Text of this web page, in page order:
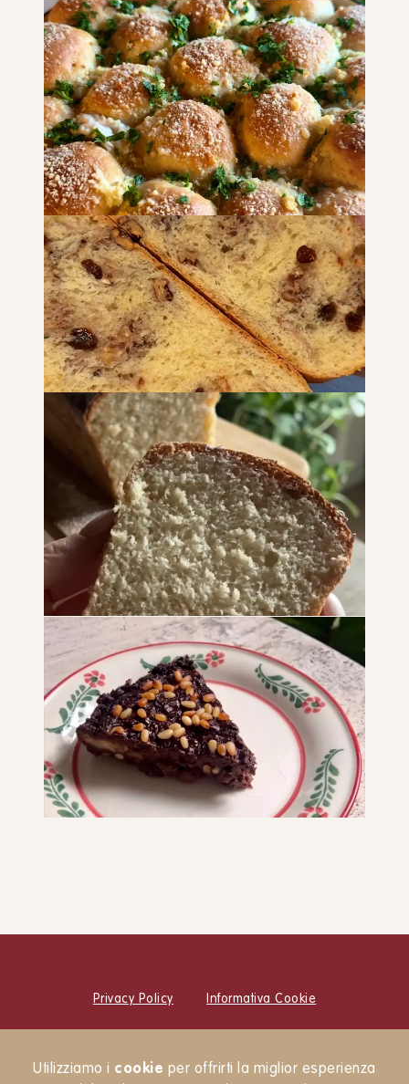
Utilizziamo i cookie per offrirti la miglior esperienza
PANE E FOCACCE
Pane con lievito madre
PANE E FOCACCE
Panini soffici al “formaggio” e
aglio
PANE E FOCACCE SNACK E MERENDE
ANTIPASTI
Pane fatto in casa con uvetta e
PANE E FOCACCE
Pan brioche
SNACK E MERENDE PANE E FOCACCE
DOLCI COLAZIONE
Privacy Policy Informativa Cookie
Newsletter